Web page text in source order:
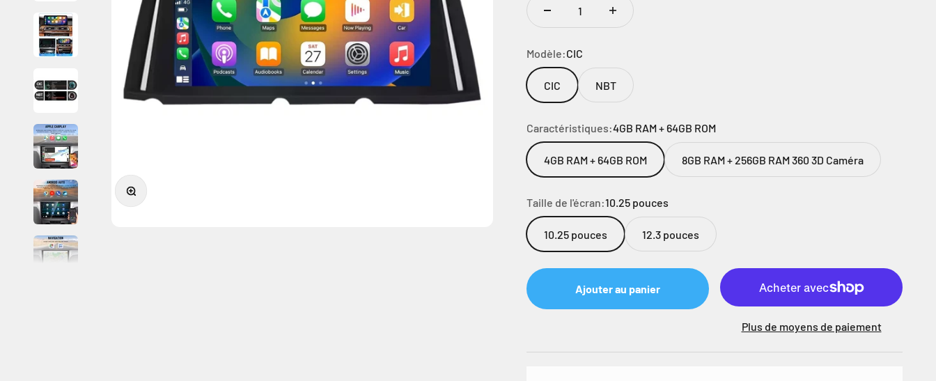
Zoomer sur l'image
Modèle:CIC
CIC NBT
Caractéristiques:4GB RAM + 64GB ROM
4GB RAM + 64GB ROM 8GB RAM + 256GB RAM 360 3D Caméra
Taille de l'écran:10.25 pouces
10.25 pouces 12.3 pouces
Ajouter au panier
Plus de moyens de paiement